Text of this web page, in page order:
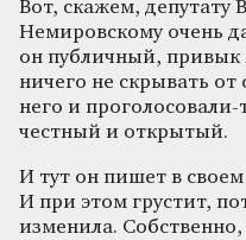
Вот, скажем,
Немировскому очень
он публичный, привык
ничего не скрывать
него и проголосовали-
честный и открытый.
И тут он пишет в
И при этом грустит,
изменила.